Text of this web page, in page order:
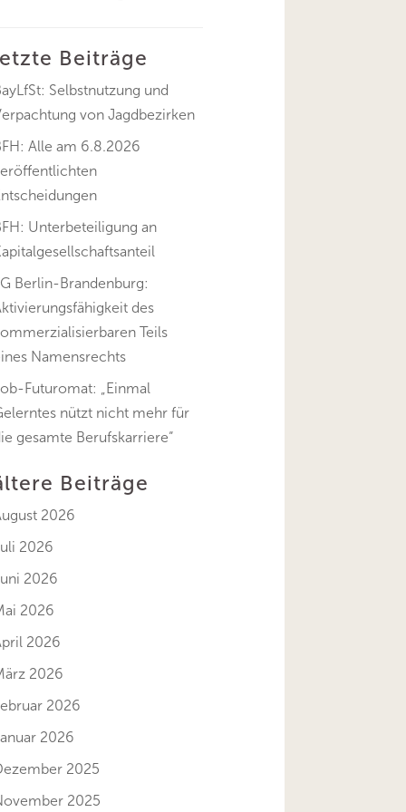
Beiträge
Selbstnutzung und
von Jagdbezirken
Alle am 6.8.2026
Unterbeteiligung an
Berlin-Brandenburg:
des
Teils
Namensrechts
Futuromat: „Einmal
nützt nicht mehr für
gesamte Berufskarriere“
Beiträge
2026
2026
2026
2026
2026
2026
2026
2026
2025
2025